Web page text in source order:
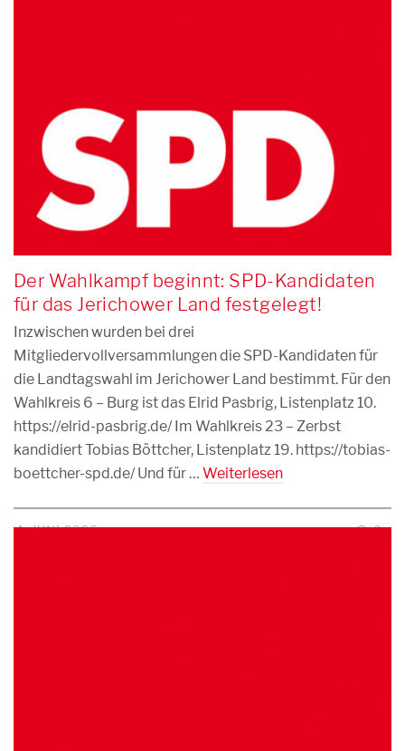
Der Wahlkampf beginnt: SPD-Kandidaten
für das Jerichower Land festgelegt!
Inzwischen wurden bei drei
Mitgliedervollversammlungen die SPD-Kandidaten für
die Landtagswahl im Jerichower Land bestimmt. Für den
Wahlkreis 6 – Burg ist das Elrid Pasbrig, Listenplatz 10.
https://elrid-pasbrig.de/ Im Wahlkreis 23 – Zerbst
kandidiert Tobias Böttcher, Listenplatz 19. https://tobias-
boettcher-spd.de/ Und für … Weiterlesen
1. JUNI 2026 0